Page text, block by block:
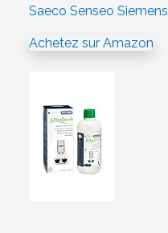
Saeco Senseo Siemens
Achetez sur Amazon